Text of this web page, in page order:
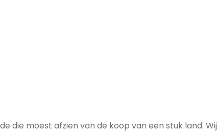
die moest afzien van de koop van een stuk land. Wij